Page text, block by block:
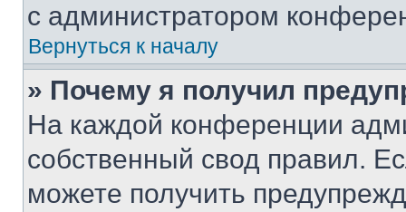
с администратором
Вернуться к началу
» Почему я получил
На каждой конференции
собственный свод правил.
можете получить